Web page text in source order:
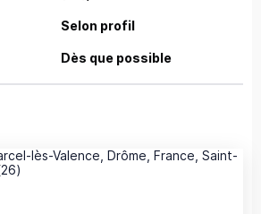
Selon profil
Dès que possible